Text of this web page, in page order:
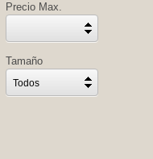
Precio Max.
Tamaño
Todos